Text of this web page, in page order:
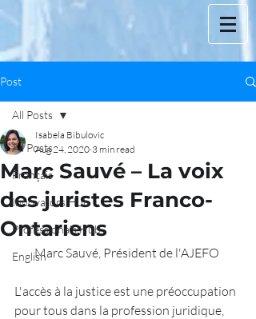
Post
All Posts
Français
Innovators Hub
Professionals Hub
English
All Posts
Marc Sauvé – La voix
des juristes Franco-
Ontariens
Isabela Bibulovic
Aug 24, 2020 3 min read
Marc Sauvé, Président de l'AJEFO
L'accès à la justice est une préoccupation
pour tous dans la profession juridique,